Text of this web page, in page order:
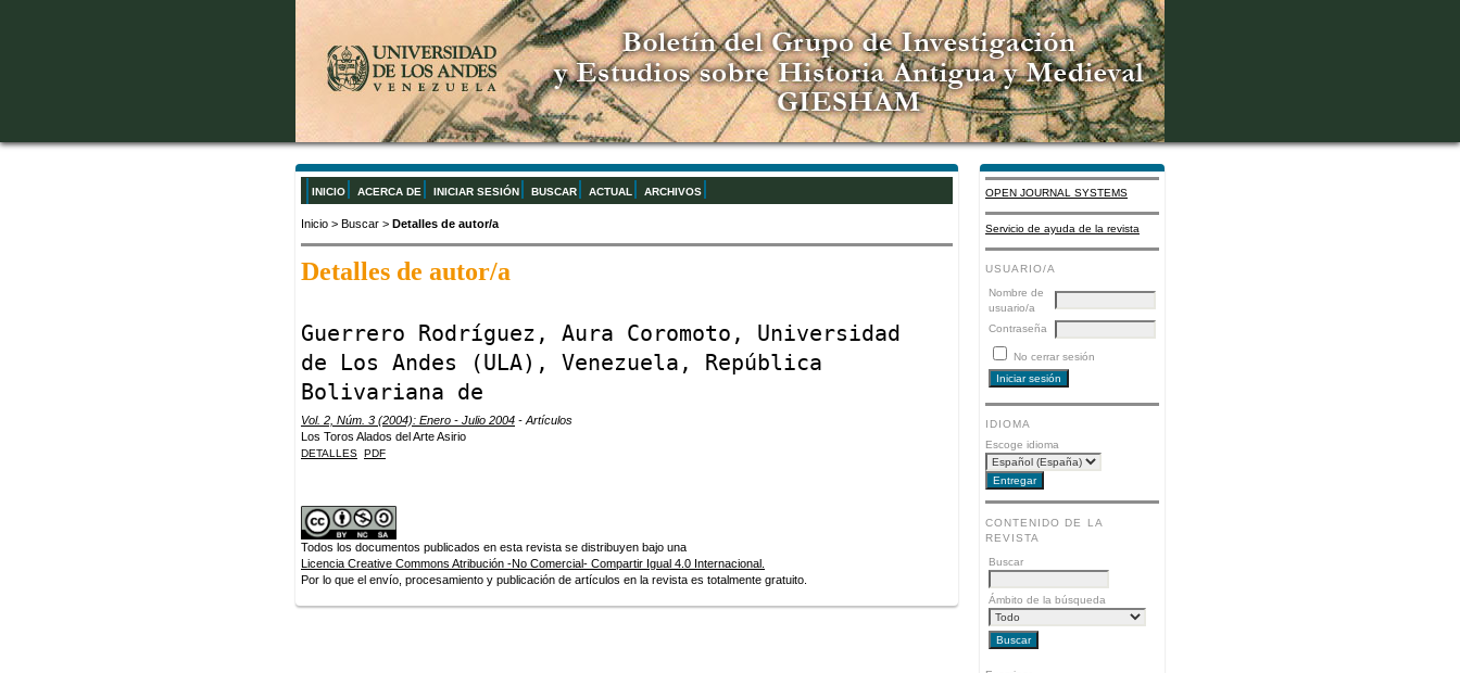
OPEN JOURNAL SYSTEMS
Servicio de ayuda de la revista
USUARIO/A
Nombre de
usuario/a
Contraseña
No cerrar sesión
IDIOMA
Escoge idioma
CONTENIDO DE LA
REVISTA
Buscar
Ámbito de la búsqueda
INICIO ACERCA DE INICIAR SESIÓN BUSCAR ACTUAL ARCHIVOS
Inicio > Buscar > Detalles de autor/a
Detalles de autor/a
Guerrero Rodríguez, Aura Coromoto, Universidad
de Los Andes (ULA), Venezuela, República
Bolivariana de
Vol. 2, Núm. 3 (2004): Enero - Julio 2004 - Artículos
Los Toros Alados del Arte Asirio
DETALLES PDF
Todos los documentos publicados en esta revista se distribuyen bajo una
Licencia Creative Commons Atribución -No Comercial- Compartir Igual 4.0 Internacional.
Por lo que el envío, procesamiento y publicación de artículos en la revista es totalmente gratuito.